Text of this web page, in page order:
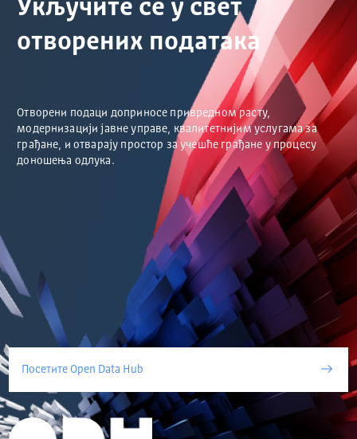
Укључите се у свет
отворених података
Отворени подаци доприносе привредном расту,
модернизацији јавне управе, квалитетнијим услугама за
грађане, и отварају простор за учешће грађане у процесу
доношења одлука.
Посетите Open Data Hub